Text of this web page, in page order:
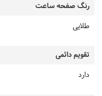
رنگ صفحه ساعت
طلایی
تقویم دائمی
دارد